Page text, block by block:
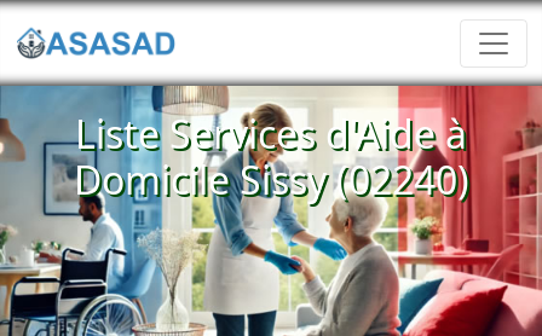
Liste Services d'Aide à
Domicile Sissy (02240)